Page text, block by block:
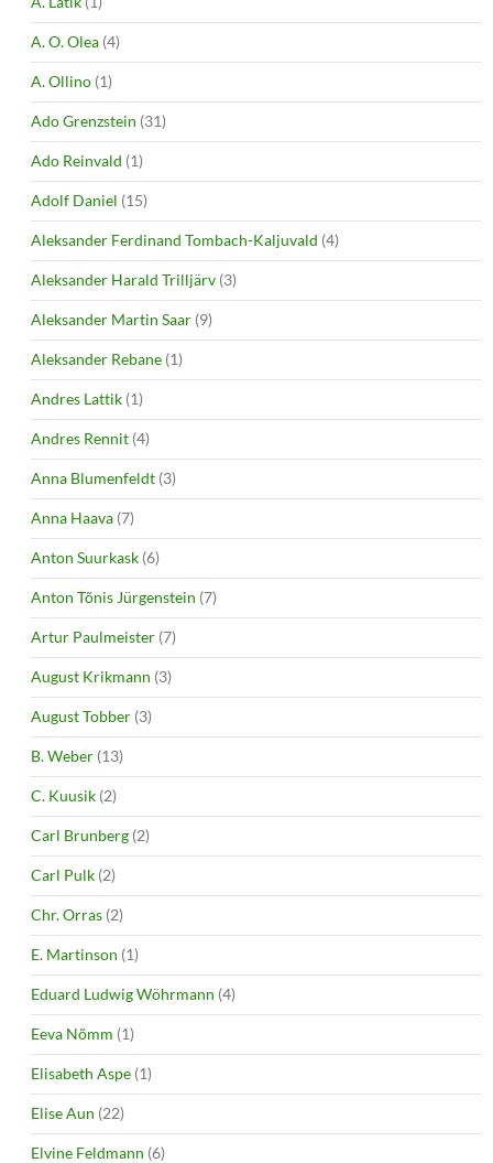
A. O. Olea (4)
A. Ollino (1)
Ado Grenzstein (31)
Ado Reinvald (1)
Adolf Daniel (15)
Aleksander Ferdinand Tombach-Kaljuvald (4)
Aleksander Harald Trilljärv (3)
Aleksander Martin Saar (9)
Aleksander Rebane (1)
Andres Lattik (1)
Andres Rennit (4)
Anna Blumenfeldt (3)
Anna Haava (7)
Anton Suurkask (6)
Anton Tõnis Jürgenstein (7)
Artur Paulmeister (7)
August Krikmann (3)
August Tobber (3)
B. Weber (13)
C. Kuusik (2)
Carl Brunberg (2)
Carl Pulk (2)
Chr. Orras (2)
E. Martinson (1)
Eduard Ludwig Wöhrmann (4)
Eeva Nõmm (1)
Elisabeth Aspe (1)
Elise Aun (22)
Elvine Feldmann (6)